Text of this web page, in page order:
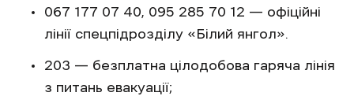
067 177 07 40, 095 285 70 12 — офіційні
лінії спецпідрозділу «Білий янгол».
203 — безплатна цілодобова гаряча лінія
з питань евакуації;